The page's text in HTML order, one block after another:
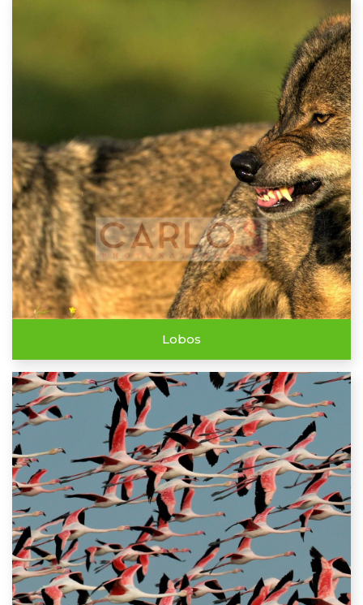
Lobos